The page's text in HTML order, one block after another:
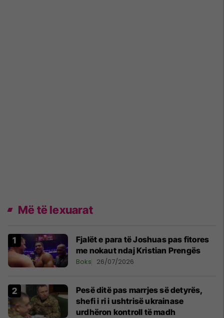
Më të lexuarat
Fjalët e para të Joshuas pas fitores
me nokaut ndaj Kristian Prengës
Boks 26/07/2026
Pesë ditë pas marrjes së detyrës,
shefi i ri i ushtrisë ukrainase
urdhëron kontroll të madh